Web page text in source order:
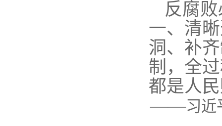
反腐
一、清
洞、补
制，全
都是人
——习近